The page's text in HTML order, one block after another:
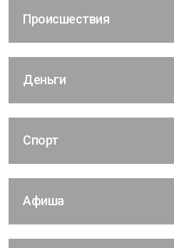
Происшествия
Деньги
Спорт
Афиша